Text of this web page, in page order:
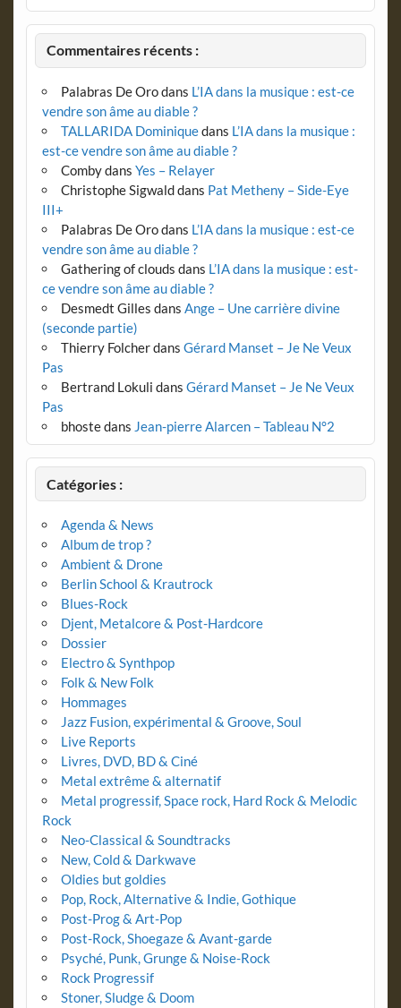
Commentaires récents :
Palabras De Orodans L’IA dans la musique : est-ce
vendre son âme au diable ?
TALLARIDA Dominiquedans L’IA dans la musique :
est-ce vendre son âme au diable ?
Combydans Yes – Relayer
Christophe Sigwalddans Pat Metheny – Side-Eye
III+
Palabras De Orodans L’IA dans la musique : est-ce
vendre son âme au diable ?
Gathering of clouds dans L’IA dans la musique : est-
ce vendre son âme au diable ?
Desmedt Gilles dans Ange – Une carrière divine
(seconde partie)
Thierry Folcherdans Gérard Manset – Je Ne Veux
Pas
Bertrand Lokuli dans Gérard Manset – Je Ne Veux
Pas
bhostedans Jean-pierre Alarcen – Tableau N°2
Catégories :
Agenda & News
Album de trop ?
Ambient & Drone
Berlin School & Krautrock
Blues-Rock
Djent, Metalcore & Post-Hardcore
Dossier
Electro & Synthpop
Folk & New Folk
Hommages
Jazz Fusion, expérimental & Groove, Soul
Live Reports
Livres, DVD, BD & Ciné
Metal extrême & alternatif
Metal progressif, Space rock, Hard Rock & Melodic
Rock
Neo-Classical & Soundtracks
New, Cold & Darkwave
Oldies but goldies
Pop, Rock, Alternative & Indie, Gothique
Post-Prog & Art-Pop
Post-Rock, Shoegaze & Avant-garde
Psyché, Punk, Grunge & Noise-Rock
Rock Progressif
Stoner, Sludge & Doom